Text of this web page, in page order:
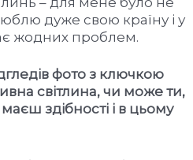
дуже свою країну і у
жодних проблем.
фото з ключкою
світлина, чи може ти,
здібності і в цьому